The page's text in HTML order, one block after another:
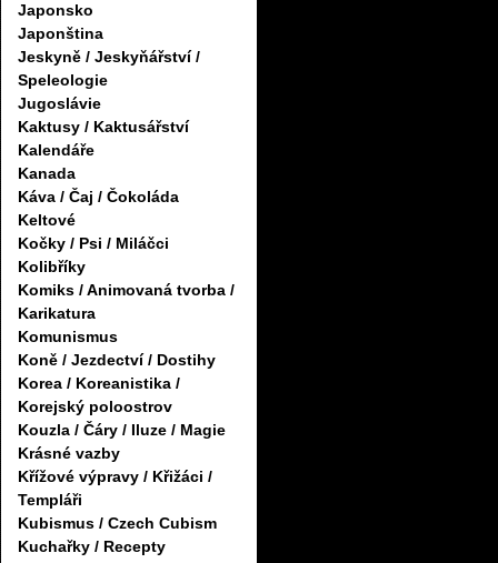
Japonsko
Japonština
Jeskyně / Jeskyňářství /
Speleologie
Jugoslávie
Kaktusy / Kaktusářství
Kalendáře
Kanada
Káva / Čaj / Čokoláda
Keltové
Kočky / Psi / Miláčci
Kolibříky
Komiks / Animovaná tvorba /
Karikatura
Komunismus
Koně / Jezdectví / Dostihy
Korea / Koreanistika /
Korejský poloostrov
Kouzla / Čáry / Iluze / Magie
Krásné vazby
Křížové výpravy / Křižáci /
Templáři
Kubismus / Czech Cubism
Kuchařky / Recepty